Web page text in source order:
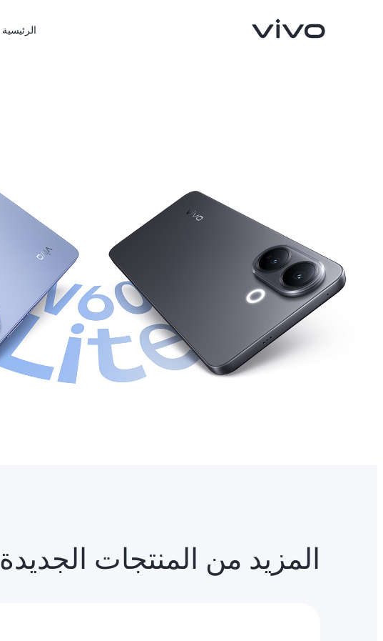
الرئيسية
المزيد من المنتجات الجديدة